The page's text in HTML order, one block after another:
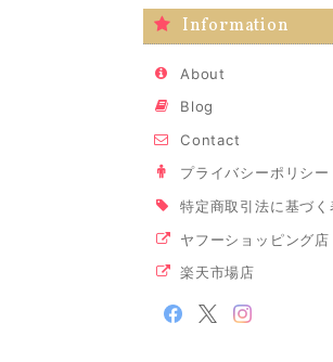
Information
About
Blog
Contact
プライバシーポリシー
特定商取引法に基づく
ヤフーショッピング店
楽天市場店